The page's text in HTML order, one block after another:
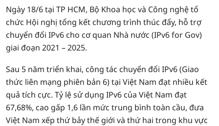
Ngày 18/6 tại TP HCM, Bộ Khoa học và Công nghệ tổ
chức Hội nghị tổng kết chương trình thúc đẩy, hỗ trợ
chuyển đổi IPv6 cho cơ quan Nhà nước (IPv6 for Gov)
giai đoạn 2021 – 2025.
Sau 5 năm triển khai, công tác chuyển đổi IPv6 (Giao
thức liên mạng phiên bản 6) tại Việt Nam đạt nhiều kết
quả tích cực. Tỷ lệ sử dụng IPv6 của Việt Nam đạt
67,68%, cao gấp 1,6 lần mức trung bình toàn cầu, đưa
Việt Nam xếp thứ bảy thế giới và thứ hai trong khu vực